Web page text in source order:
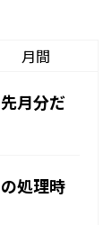
月間
月分だ
処理時